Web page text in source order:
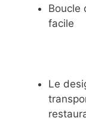
​Boucle
facile
​Le